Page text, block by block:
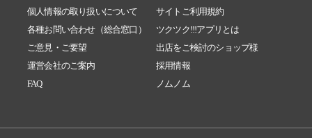
個人情報の取り扱いについて
サイトご利用規約
各種お問い合わせ（総合窓口）
ツクツク!!!アプリとは
ご意見・ご要望
出店をご検討のショップ様
運営会社のご案内
採用情報
FAQ
ノムノム